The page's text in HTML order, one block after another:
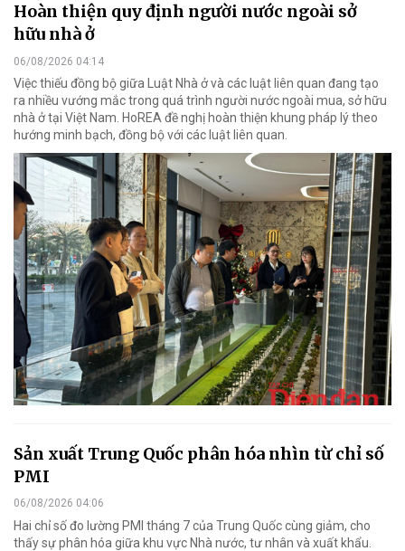
Hoàn thiện quy định người nước ngoài sở
hữu nhà ở
06/08/2026 04:14
Việc thiếu đồng bộ giữa Luật Nhà ở và các luật liên quan đang tạo
ra nhiều vướng mắc trong quá trình người nước ngoài mua, sở hữu
nhà ở tại Việt Nam. HoREA đề nghị hoàn thiện khung pháp lý theo
hướng minh bạch, đồng bộ với các luật liên quan.
Sản xuất Trung Quốc phân hóa nhìn từ chỉ số
PMI
06/08/2026 04:06
Hai chỉ số đo lường PMI tháng 7 của Trung Quốc cùng giảm, cho
thấy sự phân hóa giữa khu vực Nhà nước, tư nhân và xuất khẩu.